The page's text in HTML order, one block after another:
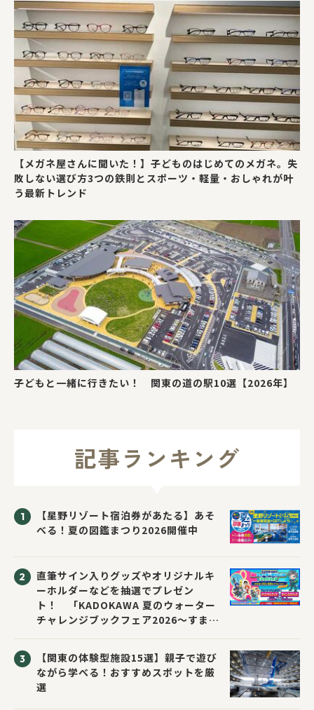
【メガネ屋さんに聞いた！】子どものはじめてのメガネ。失
敗しない選び方3つの鉄則とスポーツ・軽量・おしゃれが叶
う最新トレンド
子どもと一緒に行きたい！ 関東の道の駅10選【2026年】
記事ランキング
【星野リゾート宿泊券があたる】あそ
べる！夏の図鑑まつり2026開催中
直筆サイン入りグッズやオリジナルキ
ーホルダーなどを抽選でプレゼン
ト！ 「KADOKAWA 夏のウォーター
チャレンジブックフェア2026～すまな
【関東の体験型施設15選】親子で遊び
ながら学べる！おすすめスポットを厳
選